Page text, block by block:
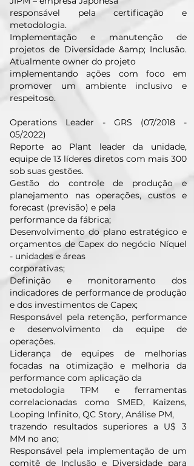
responsável pela certificação e
metodologia.
Implementação e manutenção de
projetos de Diversidade &amp; Inclusão.
Atualmente owner do projeto
implementando ações com foco em
promover um ambiente inclusivo e
respeitoso.
Operations Leader - GRS (07/2018 -
05/2022)
Reporte ao Plant leader da unidade,
equipe de 13 líderes diretos com mais 300
sob suas gestões.
Gestão do controle de produção e
planejamento nas operações, custos e
forecast (previsão) e pela
performance da fábrica;
Desenvolvimento do plano estratégico e
orçamentos de Capex do negócio Níquel
- unidades e áreas
corporativas;
Definição e monitoramento dos
indicadores de performance de produção
e dos investimentos de Capex;
Responsável pela retenção, performance
e desenvolvimento da equipe de
operações.
Liderança de equipes de melhorias
focadas na otimização e melhoria da
performance com aplicação da
metodologia TPM e ferramentas
correlacionadas como SMED, Kaizens,
Looping Infinito, QC Story, Análise PM,
trazendo resultados superiores a U$ 3
MM no ano;
Responsável pela implementação de um
comitê de Inclusão e Diversidade para